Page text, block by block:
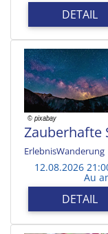
DETAIL
Zauberhafte
ErlebnisWanderung
12.08.2026
Au
DETAIL